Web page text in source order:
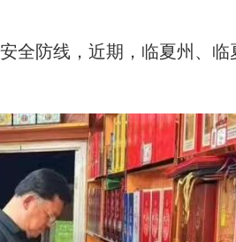
全防线，近期，临夏州、